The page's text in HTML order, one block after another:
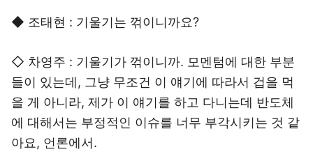
◆ 조태현 : 기울기는 꺾이니까요?
◇ 차영주 : 기울기가 꺾이니까. 모멘텀에 대한 부분
들이 있는데, 그냥 무조건 이 얘기에 따라서 겁을 먹
을 게 아니라, 제가 이 얘기를 하고 다니는데 반도체
에 대해서는 부정적인 이슈를 너무 부각시키는 것 같
아요, 언론에서.